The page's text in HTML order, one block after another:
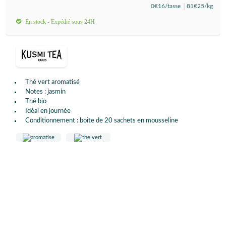
Thé vert aromatisé
Notes : jasmin
Thé bio
Idéal en journée
Conditionnement : boîte de 20 sachets en mousseline
0€16/tasse 81€25/kg
En stock - Expédié sous 24H